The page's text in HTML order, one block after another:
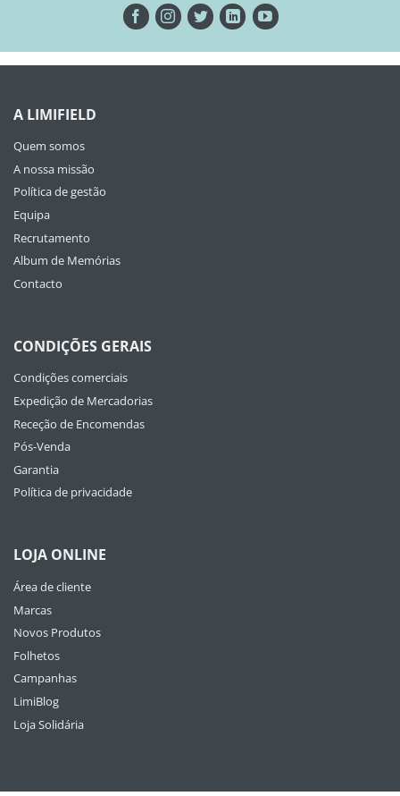
A LIMIFIELD
Quem somos
A nossa missão
Política de gestão
Equipa
Recrutamento
Album de Memórias
Contacto
CONDIÇÕES GERAIS
Condições comerciais
Expedição de Mercadorias
Receção de Encomendas
Pós-Venda
Garantia
Política de privacidade
LOJA ONLINE
Área de cliente
Marcas
Novos Produtos
Folhetos
Campanhas
LimiBlog
Loja Solidária